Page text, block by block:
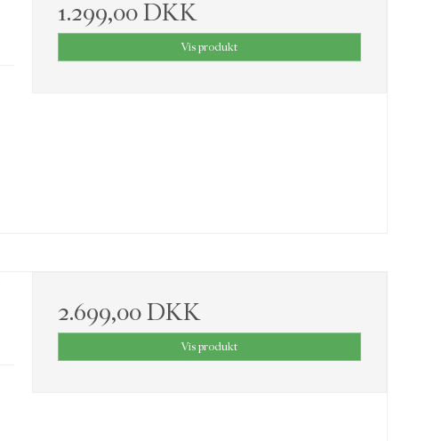
1.299,00 DKK
Vis produkt
2.699,00 DKK
Vis produkt